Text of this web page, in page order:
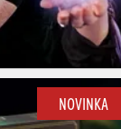
NOVINKA